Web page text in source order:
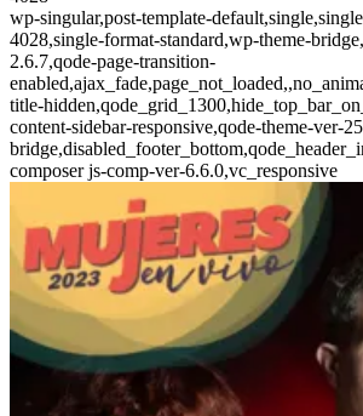
wp-singular,post-template-
4028,single-format-standard,wp-theme-
2.6.7,qode-page-transition-
title-
content-sidebar-responsive,qode-theme-ver-
composer js-comp-ver-6.6.0,vc_responsive